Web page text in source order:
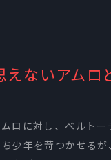
えないアム
ロに対し、ベルトー
少年を苛つかせるが